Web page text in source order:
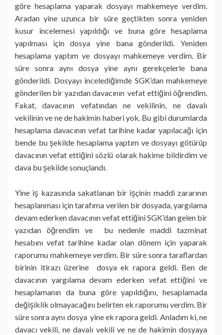
göre hesaplama yaparak dosyayı mahkemeye verdim.
Aradan yine uzunca bir süre geçtikten sonra yeniden
kusur incelemesi yapıldığı ve buna göre hesaplama
yapılması için dosya yine bana gönderildi. Yeniden
hesaplama yaptım ve dosyayı mahkemeye verdim. Bir
süre sonra aynı dosya yine aynı gerekçelerle bana
gönderildi. Dosyayı incelediğimde SGK’dan mahkemeye
gönderilen bir yazıdan davacının vefat ettiğini öğrendim.
Fakat, davacının vefatından ne vekilinin, ne davalı
vekilinin ve ne de hakimin haberi yok. Bu gibi durumlarda
hesaplama davacının vefat tarihine kadar yapılacağı için
bende bu şekilde hesaplama yaptım ve dosyayı götürüp
davacının vefat ettiğini sözlü olarak hakime bildirdim ve
dava bu şekilde sonuçlandı.
Yine iş kazasında sakatlanan bir işçinin maddi zararının
hesaplanması için tarafıma verilen bir dosyada, yargılama
devam ederken davacının vefat ettiğini SGK’dan gelen bir
yazıdan öğrendim ve bu nedenle maddi tazminat
hesabını vefat tarihine kadar olan dönem için yaparak
raporumu mahkemeye verdim. Bir süre sonra taraflardan
birinin itirazı üzerine dosya ek rapora geldi. Ben de
davacının yargılama devam ederken vefat ettiğini ve
hesaplamanın da buna göre yapıldığını, hesaplamada
değişiklik olmayacağını belirten ek raporumu verdim. Bir
süre sonra aynı dosya yine ek rapora geldi. Anladım ki, ne
davacı vekili, ne davalı vekili ve ne de hakimin dosyaya